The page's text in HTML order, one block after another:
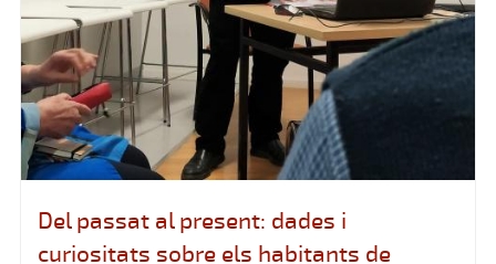
Del passat al present: dades i
curiositats sobre els habitants de